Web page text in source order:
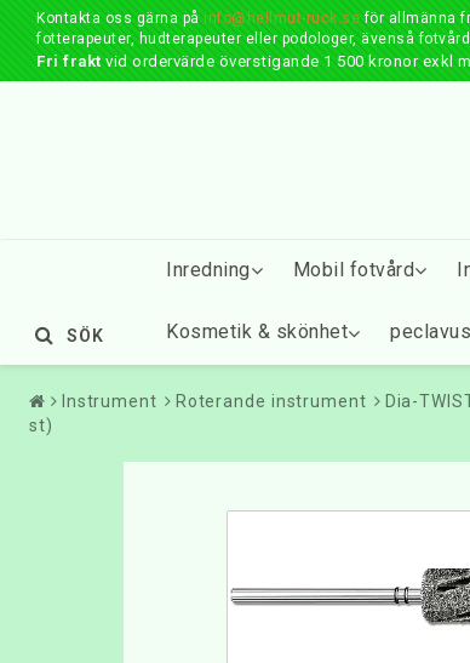
Kontakta oss gärna på info@hellmut-ruck.se för allmänna
fotterapeuter, hudterapeuter eller podologer, ävenså
Fri frakt vid ordervärde överstigande 1 500 kronor exkl
Inredning Mobil fotvård
Kosmetik & skönhet
SÖK
Instrument Roterande instrument Dia-
st)